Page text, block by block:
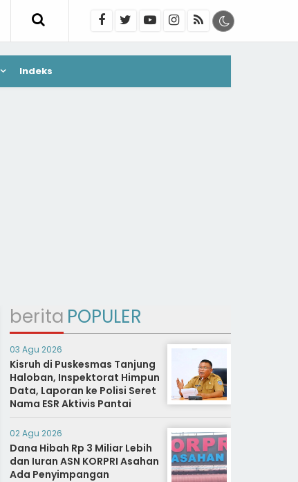
Indeks
berita POPULER
03 Agu 2026
Kisruh di Puskesmas Tanjung
Haloban, Inspektorat Himpun
Data, Laporan ke Polisi Seret
Nama ESR Aktivis Pantai
02 Agu 2026
Dana Hibah Rp 3 Miliar Lebih
dan Iuran ASN KORPRI Asahan
Ada Penyimpangan